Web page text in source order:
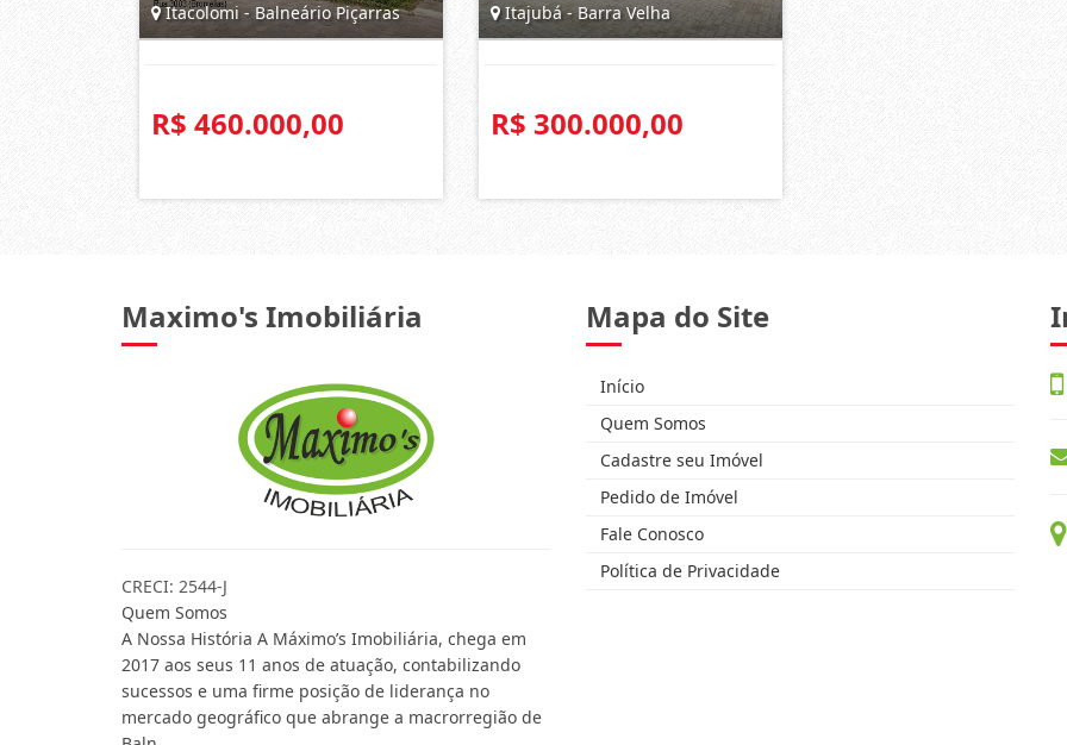
Itacolomi - Balneário Piçarras
R$ 460.000,00
Itajubá - Barra Velha
R$ 300.000,00
Maximo's Imobiliária
CRECI: 2544-J
Quem Somos
A Nossa História A Máximo’s Imobiliária, chega em
2017 aos seus 11 anos de atuação, contabilizando
sucessos e uma firme posição de liderança no
mercado geográfico que abrange a macrorregião de
Mapa do Site
Início
Quem Somos
Cadastre seu Imóvel
Pedido de Imóvel
Fale Conosco
Política de Privacidade